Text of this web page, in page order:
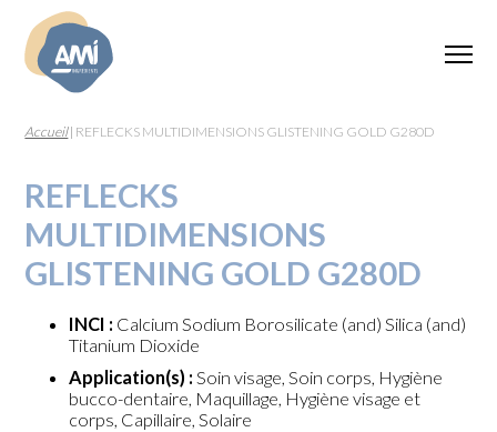
Accueil| REFLECKS MULTIDIMENSIONS GLISTENING GOLD G280D
REFLECKS
MULTIDIMENSIONS
GLISTENING GOLD G280D
INCI : Calcium Sodium Borosilicate (and) Silica (and)
Titanium Dioxide
Application(s) : Soin visage, Soin corps, Hygiène
bucco-dentaire, Maquillage, Hygiène visage et
corps, Capillaire, Solaire